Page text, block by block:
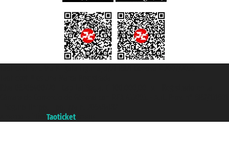
Taoticket